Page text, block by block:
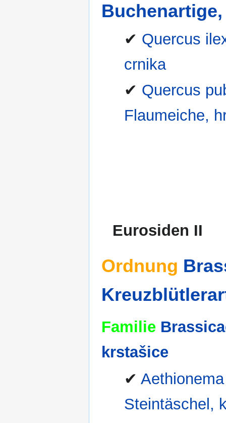
✔ Quercus
crnika
✔ Quercus
Flaumeiche,
Eurosiden II
Ordnung
Familie
krstašice
✔
Steintäschel,